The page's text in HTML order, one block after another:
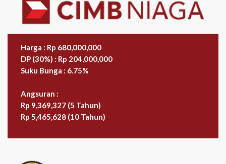
Harga : Rp 680,000,000
DP (30%) : Rp 204,000,000
Suku Bunga : 6.75%
Angsuran :
Rp 9,369,327 (5 Tahun)
Rp 5,465,628 (10 Tahun)